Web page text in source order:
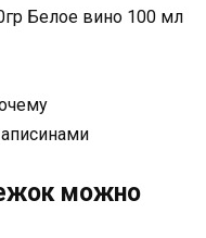
Белое вино 100 мл
можно